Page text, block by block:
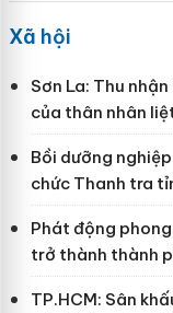
Xã hội
Sơn La: Thu
của thân nhân
Bồi dưỡng
chức Thanh tra
Phát động
trở thành thành
TP.HCM: Sân